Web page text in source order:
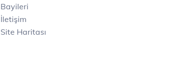
Bayileri
İletişim
Site Haritası